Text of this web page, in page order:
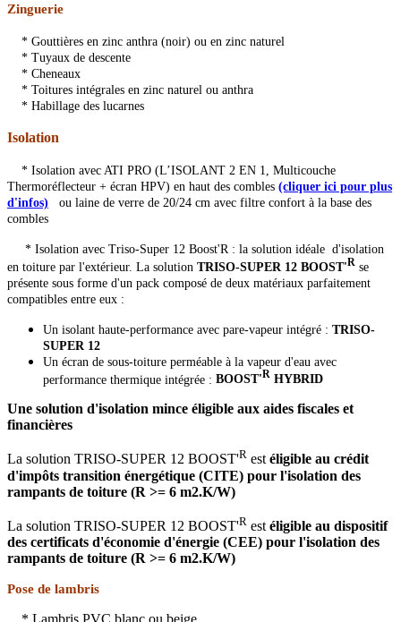
Zinguerie
* Gouttières en zinc anthra (noir) ou en zinc naturel
* Tuyaux de descente
* Cheneaux
* Toitures intégrales en zinc naturel ou anthra
* Habillage des lucarnes
Isolation
* Isolation avec ATI PRO (L’ISOLANT 2 EN 1, Multicouche
Thermoréflecteur + écran HPV) en haut des combles (cliquer ici pour plus
d'infos)
ou laine de verre de 20/24 cm avec filtre confort à la base des
combles
* Isolation avec Triso-Super 12 Boost'R : la solution idéale d'isolation
en toiture par l'extérieur. La solution TRISO-SUPER 12 BOOST'R se
présente sous forme d'un pack composé de deux matériaux parfaitement
compatibles entre eux :
Un isolant haute-performance avec pare-vapeur intégré : TRISO-
SUPER 12
Un écran de sous-toiture perméable à la vapeur d'eau avec
performance thermique intégrée : BOOST'R HYBRID
Une solution d'isolation mince éligible aux aides fiscales et
financières
La solution TRISO-SUPER 12 BOOST'R estéligible au crédit
d'impôts transition énergétique (CITE) pour l'isolation des
rampants de toiture (R >= 6 m2.K/W)
La solution TRISO-SUPER 12 BOOST'R est éligible au dispositif
des certificats d'économie d'énergie (CEE) pour l'isolation des
rampants de toiture (R >= 6 m2.K/W)
Pose de lambris
* Lambris PVC blanc ou beige